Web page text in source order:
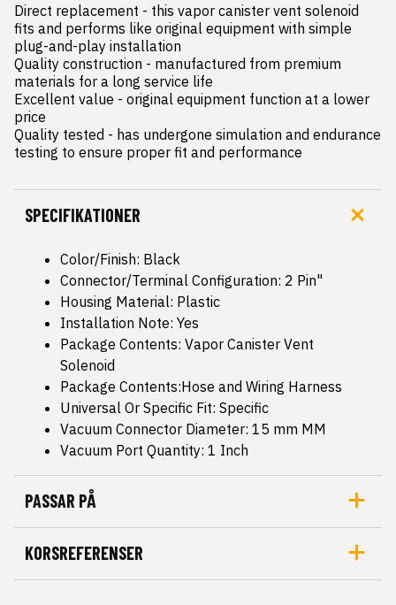
Direct replacement - this vapor canister vent solenoid
fits and performs like original equipment with simple
plug-and-play installation
Quality construction - manufactured from premium
materials for a long service life
Excellent value - original equipment function at a lower
price
Quality tested - has undergone simulation and endurance
testing to ensure proper fit and performance
SPECIFIKATIONER
Color/Finish: Black
Connector/Terminal Configuration: 2 Pin"
Housing Material: Plastic
Installation Note: Yes
Package Contents: Vapor Canister Vent
Solenoid
Package Contents:Hose and Wiring Harness
Universal Or Specific Fit: Specific
Vacuum Connector Diameter: 15 mm MM
Vacuum Port Quantity: 1 Inch
PASSAR PÅ
KORSREFERENSER